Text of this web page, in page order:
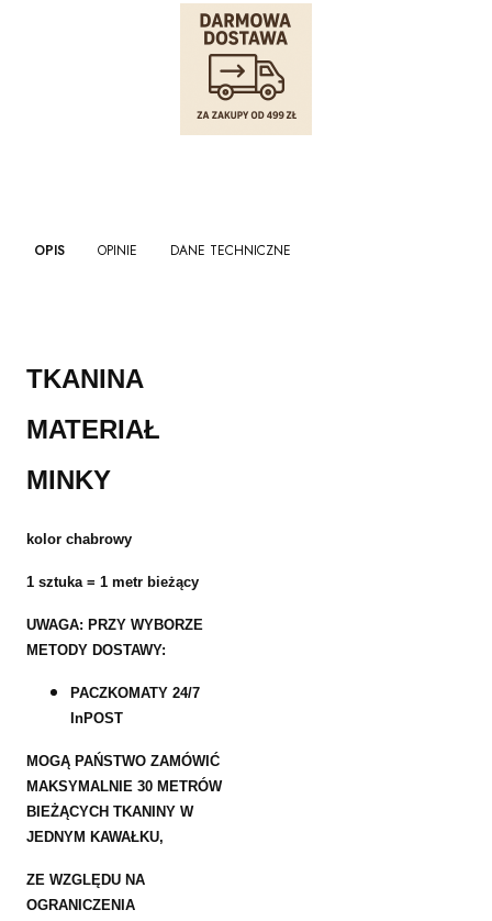
OPIS OPINIE DANE TECHNICZNE
TKANINA
MATERIAŁ
MINKY
kolor chabrowy
1 sztuka = 1 metr bieżący
UWAGA: PRZY WYBORZE
METODY DOSTAWY:
PACZKOMATY 24/7
InPOST
MOGĄ PAŃSTWO ZAMÓWIĆ
MAKSYMALNIE 30 METRÓW
BIEŻĄCYCH TKANINY W
JEDNYM KAWAŁKU,
ZE WZGLĘDU NA
OGRANICZENIA